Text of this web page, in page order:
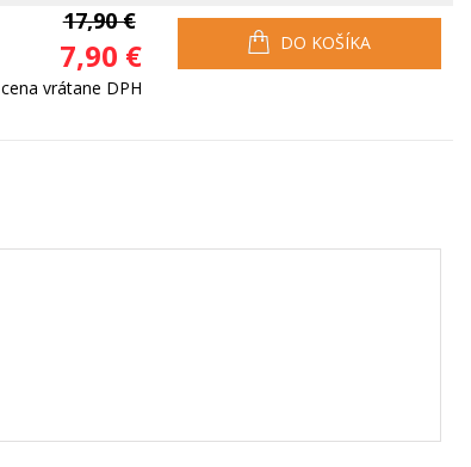
17,90 €
7,90 €
cena vrátane DPH
DO KOŠÍKA